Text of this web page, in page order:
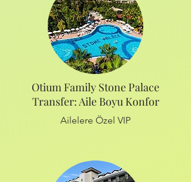
Otium Family Stone Palace
Transfer: Aile Boyu Konfor
Ailelere Özel VIP